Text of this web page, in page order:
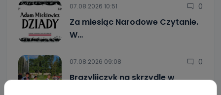
07.08.2026 10:51 0
Za miesiąc Narodowe Czytanie.
W…
07.08.2026 09:08 0
Brazylijczyk na skrzydle w